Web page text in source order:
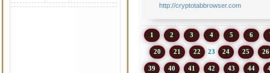
http://cryptotabbrowser.com
1 2 3 4 5 6
20 21 22 23 24 25 26
39 40 41 42 43 44